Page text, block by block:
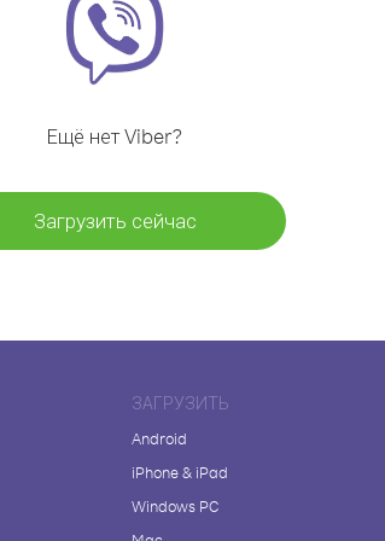
Ещё нет Viber?
Загрузить сейчас
ЗАГРУЗИТЬ
Android
iPhone & iPad
Windows PC